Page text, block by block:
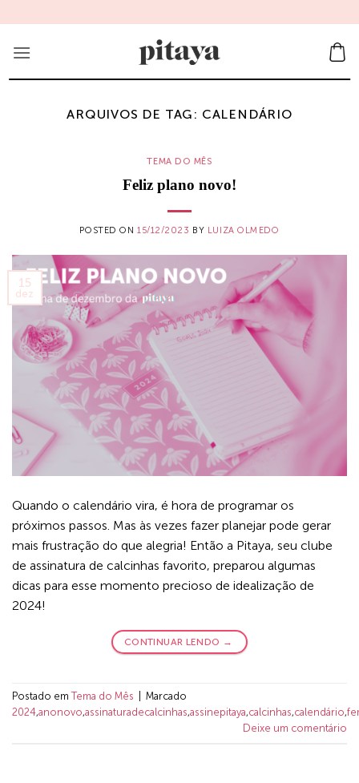
to
content
ARQUIVOS DE TAG: CALENDÁRIO
TEMA DO MÊS
Feliz plano novo!
POSTED ON 15/12/2023 BY LUIZA OLMEDO
15
dez
Quando o calendário vira, é hora de programar os
próximos passos. Mas às vezes fazer planejar pode gerar
mais frustração do que alegria! Então a Pitaya, seu clube
de assinatura de calcinhas favorito, preparou algumas
dicas para esse momento precioso de idealização de
2024!
CONTINUAR LENDO →
Postado emTema do Mês
Marcado
2024,anonovo,assinaturadecalcinhas,assinepitaya,calcinhas,calendário,
Deixe um comentário